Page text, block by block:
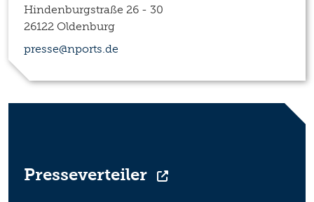
Hindenburgstraße 26 - 30
26122 Oldenburg
presse@nports.de
Presseverteiler